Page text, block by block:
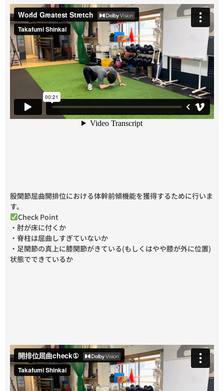
股関節屈曲開排位における体幹前傾機能を獲得するために行いま
す。
Check Point
・肘が床に付くか
・脊柱は屈曲しすぎていないか
・足関節の真上に膝関節がきている(もしくはやや膝が外に位置)
状態でできているか